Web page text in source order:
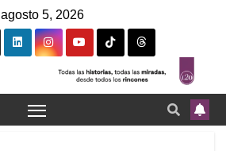
agosto 5, 2026